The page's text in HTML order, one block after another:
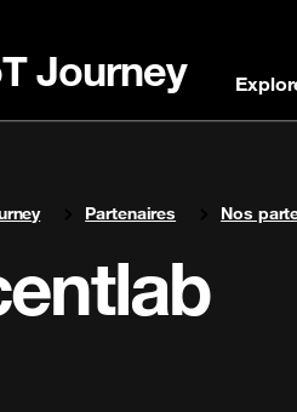
Journey
Partenaires Nos